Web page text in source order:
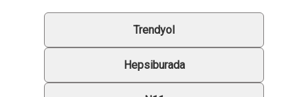
Trendyol
Hepsiburada